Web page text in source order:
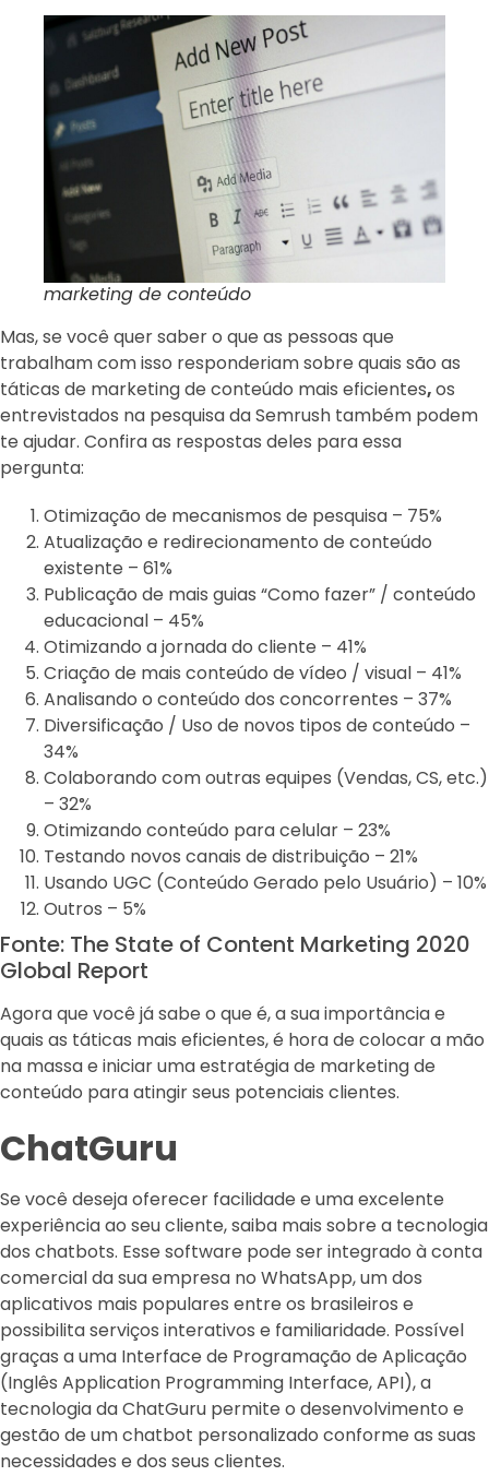
marketing de conteúdo
Mas, se você quer saber o que as pessoas que
trabalham com isso responderiam sobre quais são as
táticas de marketing de conteúdo mais eficientes,os
entrevistados na pesquisa da Semrush também podem
te ajudar. Confira as respostas deles para essa
pergunta:
Otimização de mecanismos de pesquisa – 75%
Atualização e redirecionamento de conteúdo
existente – 61%
Publicação de mais guias “Como fazer” / conteúdo
educacional – 45%
Otimizando a jornada do cliente – 41%
Criação de mais conteúdo de vídeo / visual – 41%
Analisando o conteúdo dos concorrentes – 37%
Diversificação / Uso de novos tipos de conteúdo –
34%
Colaborando com outras equipes (Vendas, CS, etc.)
– 32%
Otimizando conteúdo para celular – 23%
Testando novos canais de distribuição – 21%
Usando UGC (Conteúdo Gerado pelo Usuário) – 10%
Outros – 5%
Fonte: The State of Content Marketing 2020
Global Report
Agora que você já sabe o que é, a sua importância e
quais as táticas mais eficientes, é hora de colocar a mão
na massa e iniciar uma estratégia de marketing de
conteúdo para atingir seus potenciais clientes.
ChatGuru
Se você deseja oferecer facilidade e uma excelente
experiência ao seu cliente, saiba mais sobre a tecnologia
dos chatbots. Esse software pode ser integrado à conta
comercial da sua empresa no WhatsApp, um dos
aplicativos mais populares entre os brasileiros e
possibilita serviços interativos e familiaridade. Possível
graças a uma Interface de Programação de Aplicação
(Inglês Application Programming Interface, API), a
tecnologia da ChatGuru permite o desenvolvimento e
gestão de um chatbot personalizado conforme as suas
necessidades e dos seus clientes.